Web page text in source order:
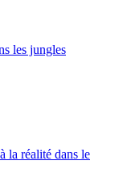
les jungles
la réalité dans le